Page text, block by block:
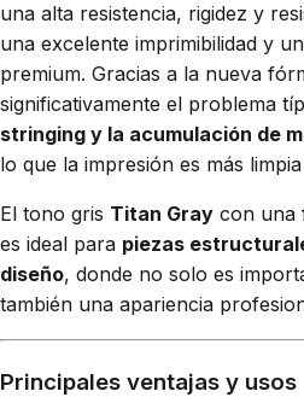
una alta resistencia, rigidez y
una excelente imprimibilidad y
premium. Gracias a la nueva
significativamente el problema
stringing y la acumulación de
lo que la impresión es más
El tono gris Titan Gray con una
es ideal para piezas
diseño, donde no solo es
también una apariencia
Principales ventajas y usos